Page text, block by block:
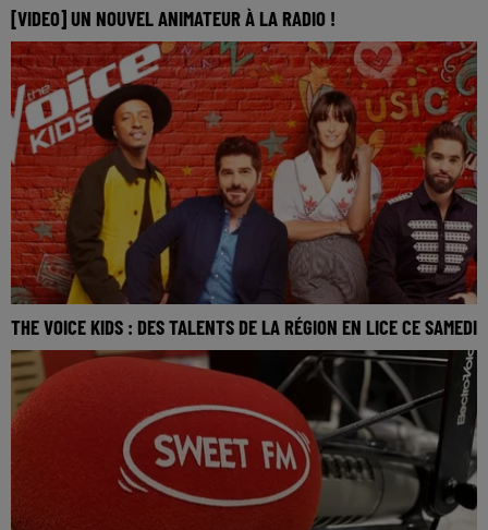
[VIDEO] UN NOUVEL ANIMATEUR À LA RADIO !
THE VOICE KIDS : DES TALENTS DE LA RÉGION EN LICE CE SAMEDI